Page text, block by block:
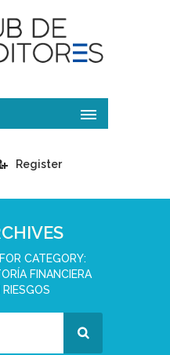
Register
CATEGORY:
FINANCIERA